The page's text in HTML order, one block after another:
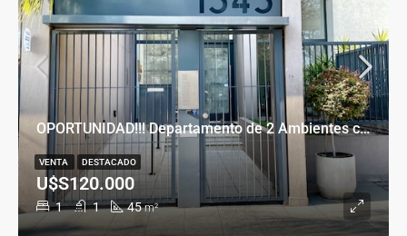
OPORTUNIDAD!!! Departamento de 2 Ambientes con Cochera en Banfield Este
1 1 45 m²
U$S120.000
VENTA DESTACADO